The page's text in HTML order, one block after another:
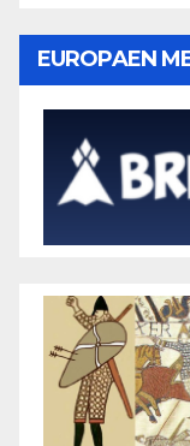
EUROPAEN